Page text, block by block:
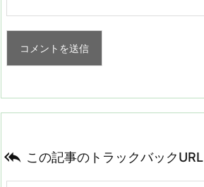
 この記事のトラックバックURL